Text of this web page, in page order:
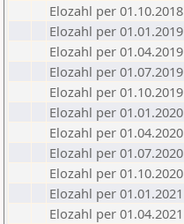
Elozahl per 01.10.2018
Elozahl per 01.01.2019
Elozahl per 01.04.2019
Elozahl per 01.07.2019
Elozahl per 01.10.2019
Elozahl per 01.01.2020
Elozahl per 01.04.2020
Elozahl per 01.07.2020
Elozahl per 01.10.2020
Elozahl per 01.01.2021
Elozahl per 01.04.2021